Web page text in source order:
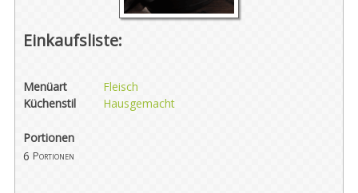
Einkaufsliste:
Menüart
Fleisch
Küchenstil
Hausgemacht
Portionen
6 Portionen